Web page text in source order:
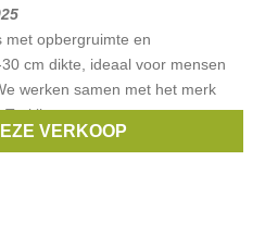
met opbergruimte en
cm dikte, ideaal voor mensen
werken samen met het merk
Turkije.
VERKOOP